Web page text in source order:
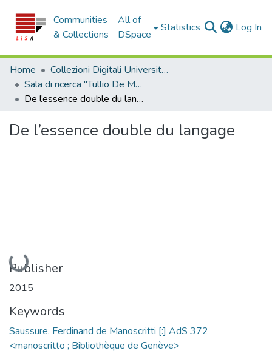
Communities
& Collections
All of
DSpace
Statistics Log In
Home
Collezioni Digitali Università della Calabria
Sala di ricerca "Tullio De Mauro"
De l’essence double du langage
De l’essence double du langage
Loading...
Publisher
2015
Keywords
Saussure, Ferdinand de Manoscritti [:] AdS 372
<manoscritto ; Bibliothèque de Genève>